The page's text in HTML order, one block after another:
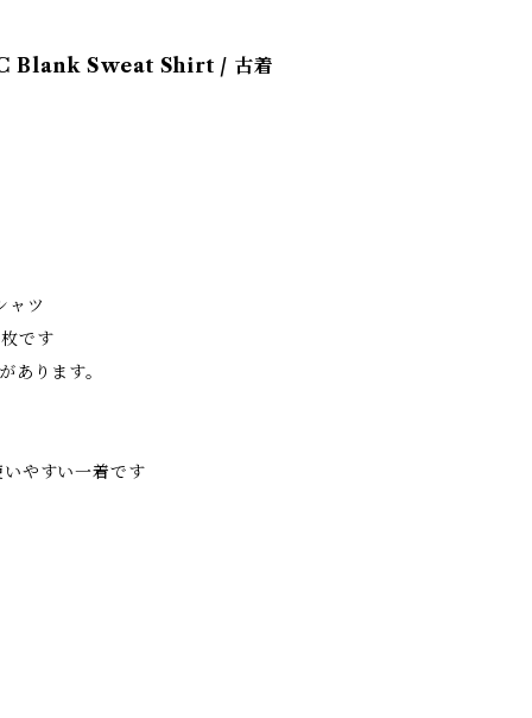
Blank Sweat Shirt / 古着
ャツ
です
あります。
やすい一着です